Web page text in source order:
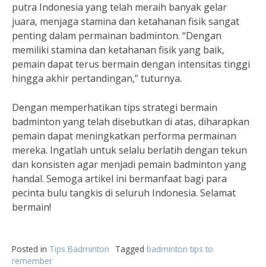
putra Indonesia yang telah meraih banyak gelar
juara, menjaga stamina dan ketahanan fisik sangat
penting dalam permainan badminton. “Dengan
memiliki stamina dan ketahanan fisik yang baik,
pemain dapat terus bermain dengan intensitas tinggi
hingga akhir pertandingan,” tuturnya.
Dengan memperhatikan tips strategi bermain
badminton yang telah disebutkan di atas, diharapkan
pemain dapat meningkatkan performa permainan
mereka. Ingatlah untuk selalu berlatih dengan tekun
dan konsisten agar menjadi pemain badminton yang
handal. Semoga artikel ini bermanfaat bagi para
pecinta bulu tangkis di seluruh Indonesia. Selamat
bermain!
Posted in Tips Badminton Tagged badminton tips to
remember